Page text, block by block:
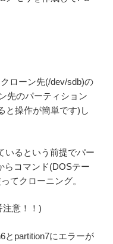
ローン先(/dev/sdb)の
先のパーティション
と操作が簡単です)し
いるという前提でパー
らコマンド(DOSテー
てクローニング。
意！！)
とpartition7にエラーが